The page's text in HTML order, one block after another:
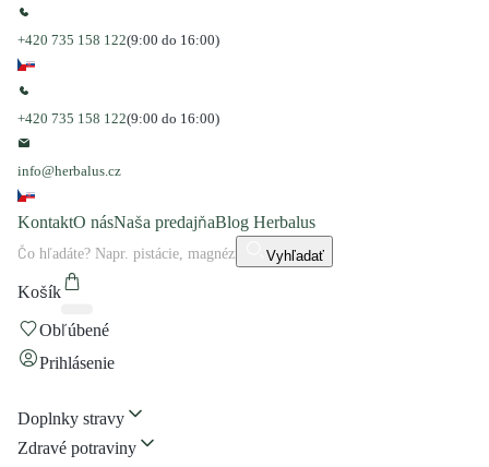
+420 735 158 122(9:00 do 16:00)
+420 735 158 122(9:00 do 16:00)
info@herbalus.cz
KontaktO násNaša predajňaBlog Herbalus
Vyhľadať
Košík
Obľúbené
Prihlásenie
Doplnky stravy
Zdravé potraviny